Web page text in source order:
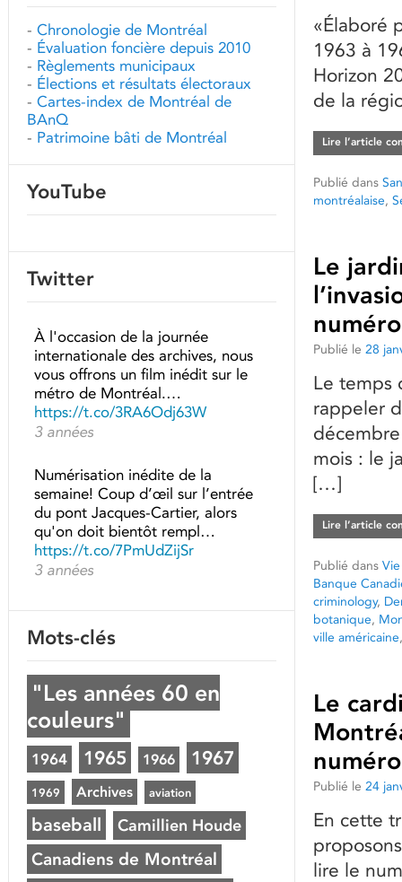
«Élaboré
1963 à
Horizon
de la
Lire l’article
Publié dans
montréalaise,
Le
Publié le 28
Le temps
rappeler
mois : le
[…]
Lire l’article
Publié dans
Banque
criminology,
botanique,
ville américaine
Le
Publié le 24
En cette
lire le
- Chronologie de Montréal
- Évaluation foncière depuis 2010
- Règlements municipaux
- Élections et résultats électoraux
- Cartes-index de Montréal de
BAnQ
- Patrimoine bâti de Montréal
YouTube
Twitter
À l'occasion de la journée
internationale des archives, nous
vous offrons un film inédit sur le
métro de Montréal.…
https://t.co/3RA6Odj63W
3 années
Numérisation inédite de la
semaine! Coup d’œil sur l’entrée
du pont Jacques-Cartier, alors
qu'on doit bientôt rempl…
https://t.co/7PmUdZijSr
3 années
Mots-clés
"Les années 60 en
couleurs"
1964 1965 1966 1967
1969 Archives aviation
baseball Camillien Houde
Canadiens de Montréal